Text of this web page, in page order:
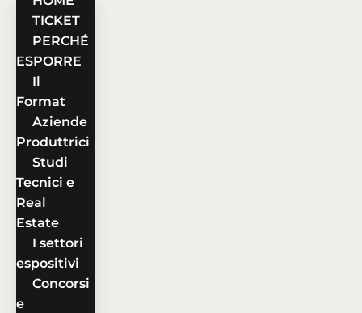
TICKET
PERCHÉ
ESPORRE
Il
Format
Aziende
Produttrici
Studi
Tecnici e
Real
Estate
I settori
espositivi
Concorsi
e